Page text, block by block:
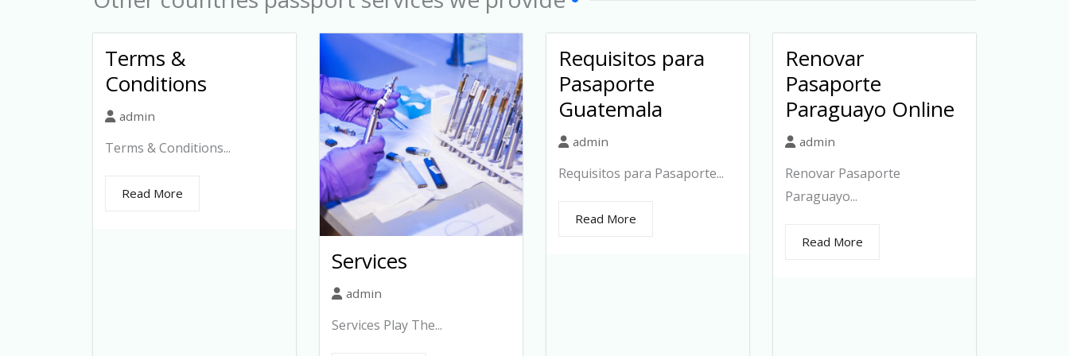
Terms &
Conditions
admin
Terms & Conditions...
Read More
Services
admin
Services Play The...
Requisitos para
Pasaporte
Guatemala
admin
Requisitos para Pasaporte...
Read More
Renovar
Pasaporte
Paraguayo Online
admin
Renovar Pasaporte
Paraguayo...
Read More